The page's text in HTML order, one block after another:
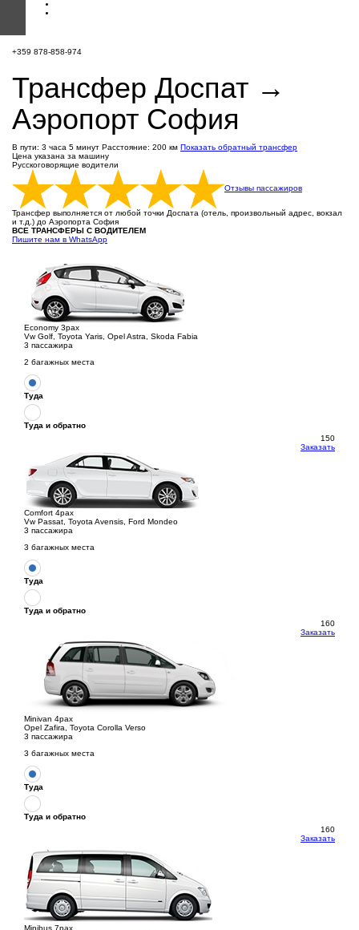
+359 878-858-974
Трансфер Доспат →
Аэропорт София
В пути: 3 часа 5 минут Расстояние: 200 км Показать обратный трансфер
Цена указана за машину
Русскоговорящие водители
Отзывы пассажиров
Трансфер выполняется от любой точки Доспата (отель, произвольный адрес, вокзал
и т.д.) до Аэропорта София
ВСЕ ТРАНСФЕРЫ С ВОДИТЕЛЕМ
Пишите нам в WhatsApp
Economy 3pax
Vw Golf, Toyota Yaris, Opel Astra, Skoda Fabia
3 пассажира
2 багажных места
Туда
Туда и обратно
150
Заказать
Comfort 4pax
Vw Passat, Toyota Avensis, Ford Mondeo
3 пассажира
3 багажных места
Туда
Туда и обратно
160
Заказать
Minivan 4pax
Opel Zafira, Toyota Corolla Verso
3 пассажира
3 багажных места
Туда
Туда и обратно
160
Заказать
Minibus 7pax